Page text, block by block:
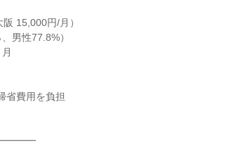
15,000円/月）
男性77.8%）
省費用を負担